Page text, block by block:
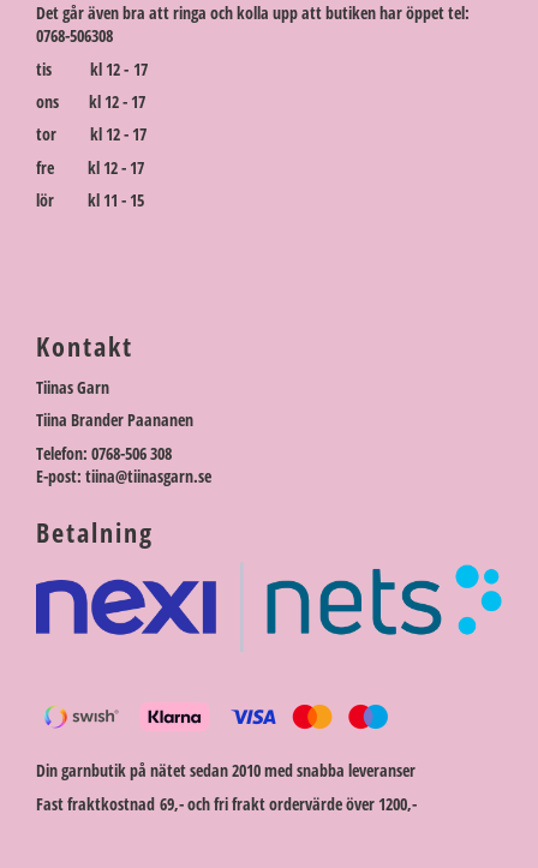
Det går även bra att ringa och kolla upp att butiken har öppet tel:
0768-506308
tis kl 12 - 17
ons kl 12 - 17
tor kl 12 - 17
fre kl 12 - 17
lör kl 11 - 15
Kontakt
Tiinas Garn
Tiina Brander Paananen
Telefon: 0768-506 308
E-post: tiina@tiinasgarn.se
Betalning
Din garnbutik på nätet sedan 2010 med snabba leveranser
Fast fraktkostnad 69,- och fri frakt ordervärde över 1200,-